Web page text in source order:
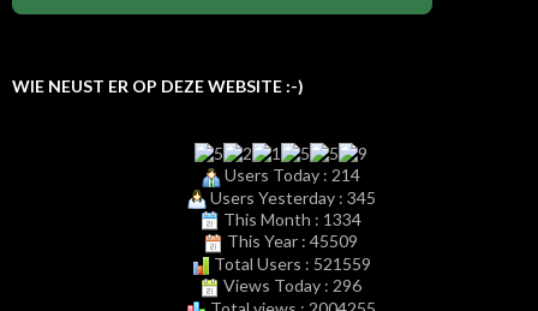
WIE NEUST ER OP DEZE WEBSITE :-)
Users Today : 214
Users Yesterday : 345
This Month : 1334
This Year : 45509
Total Users : 521559
Views Today : 296